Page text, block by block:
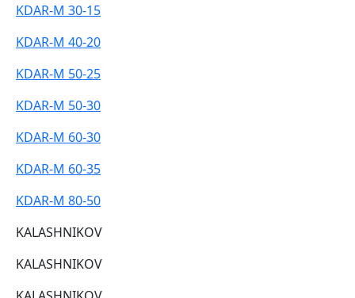
KDAR-M 30-15
KDAR-M 40-20
KDAR-M 50-25
KDAR-M 50-30
KDAR-M 60-30
KDAR-M 60-35
KDAR-M 80-50
KALASHNIKOV
KALASHNIKOV